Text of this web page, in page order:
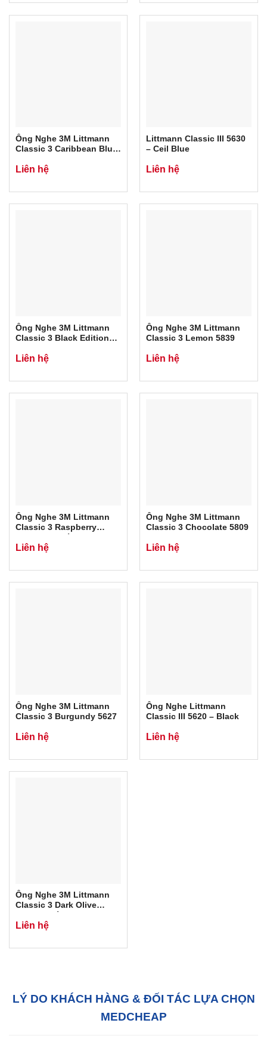
Ống Nghe 3M Littmann
Classic 3 Caribbean Blue
Liên hệ
Littmann Classic III 5630
– Ceil Blue
Liên hệ
Ống Nghe 3M Littmann
Classic 3 Black Edition
Liên hệ
Ống Nghe 3M Littmann
Classic 3 Lemon 5839
Liên hệ
Ống Nghe 3M Littmann
Classic 3 Raspberry
Rainbow. Chính Hãng 3M
USA.
Liên hệ
Ống Nghe 3M Littmann
Classic 3 Chocolate 5809
Liên hệ
Ống Nghe 3M Littmann
Classic 3 Burgundy 5627
Liên hệ
Ống Nghe Littmann
Classic III 5620 – Black
Liên hệ
Ống Nghe 3M Littmann
Classic 3 Dark Olive
USA
Liên hệ
LÝ DO KHÁCH HÀNG & ĐỐI TÁC LỰA CHỌN
MEDCHEAP